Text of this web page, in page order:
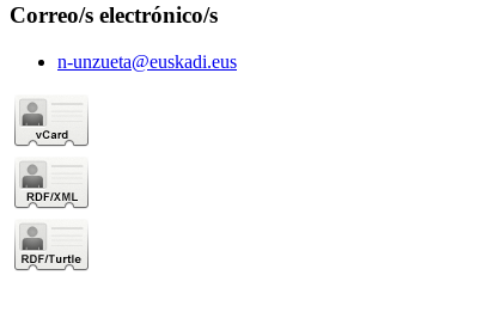
Correo/s electrónico/s
n-unzueta@euskadi.eus